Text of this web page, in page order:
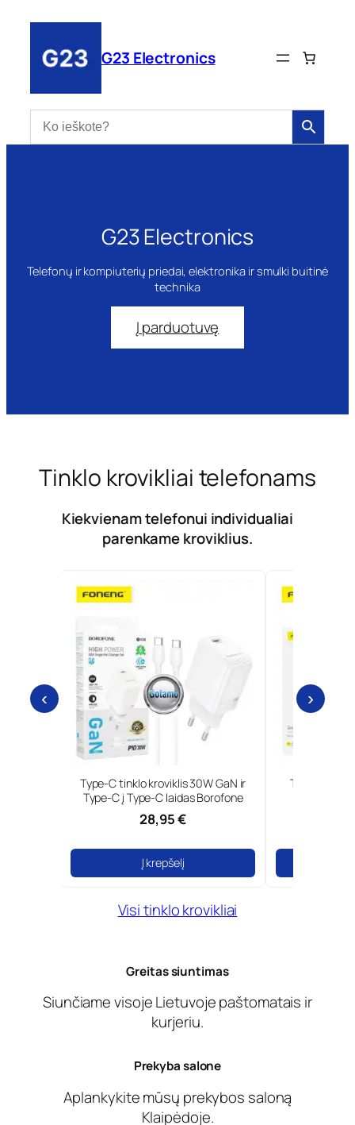
turinio
G23 Electronics
G23 Electronics
Telefonų ir kompiuterių priedai, elektronika ir smulki buitinė
technika
Į parduotuvę
Tinklo krovikliai telefonams
Kiekvienam telefonui individualiai
parenkame kroviklius.
‹
30W GaN ir
Tinklo kroviklis 18W greita įkrova
Foneng
14,99 €
›
Visi tinklo krovikliai
Greitas siuntimas
Siunčiame visoje Lietuvoje paštomatais ir
kurjeriu.
Prekyba salone
Aplankykite mūsų prekybos saloną
Klaipėdoje.